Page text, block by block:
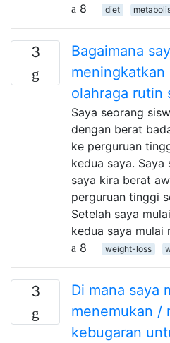
8
diet
3
Bagaimana
meningkatkan
olahraga rutin
Saya seorang
dengan berat
ke perguruan
kedua saya. Saya
saya kira berat
perguruan tinggi
Setelah saya
kedua saya mulai
8
weight-loss
3
Di mana saya
menemukan /
kebugaran